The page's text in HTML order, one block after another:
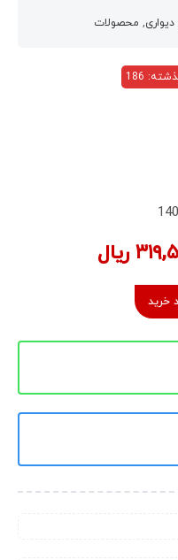
, محصولات
ریال
خرید